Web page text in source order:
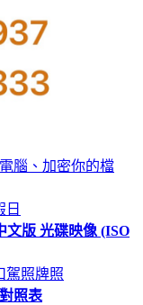
腦、加密你的檔
日
文版 光碟映像 (ISO
駕照牌照
照表